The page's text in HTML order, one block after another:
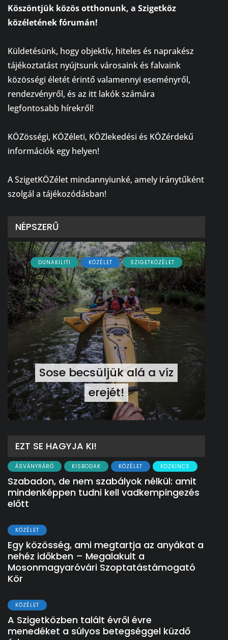
Köszöntjük közös otthonunk, a Szigetköz
közéletének fórumán!
Küldetésünk, hogy objektív, hiteles és naprakész
tájékoztatást nyújtsunk városaink és falvaink
közösségi életét érintő valamennyi eseményről,
rendezvényről, és az itt lakók számára
legfontosabb hírekről!
KÖZösségi, KÖZéleti, KÖZlekedési és KÖZérdekű
információk egy helyen!
A SzigetKÖZélet mindannyiunké, amely iránytűként
szolgál a tájékozódásban!
NÉPSZERŰ
DUNAKILITI KÖZÉLET SZIGETKÖZÉLET
Sose becsüljük alá a víz
erejét!
EZT SE HAGYJA KI!
ÁSVÁNYRÁRÓ KISBODAK KÖZÉLET KÖZKINCS
Szabadon, de nem szabályok nélkül: amit
mindenképpen tudni kell vadkempingezés
előtt
KÖZÉLET
Egy közösség, ami megtartja az anyákat a
nehéz időkben – Megalakult a
Mosonmagyaróvári Szoptatástámogató
Kör
KÖZÉLET
A Szigetközben talált évről évre
menedéket a súlyos betegséggel küzdő